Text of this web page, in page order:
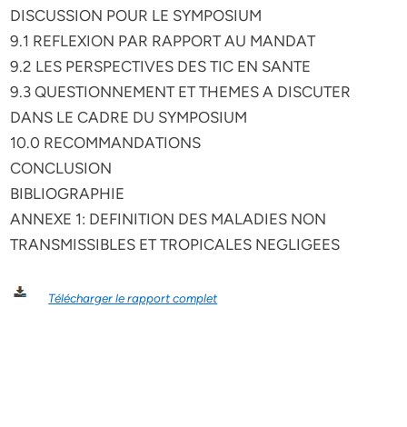
DISCUSSION POUR LE SYMPOSIUM
9.1 REFLEXION PAR RAPPORT AU MANDAT
9.2 LES PERSPECTIVES DES TIC EN SANTE
9.3 QUESTIONNEMENT ET THEMES A DISCUTER
DANS LE CADRE DU SYMPOSIUM
10.0 RECOMMANDATIONS
CONCLUSION
BIBLIOGRAPHIE
ANNEXE 1: DEFINITION DES MALADIES NON
TRANSMISSIBLES ET TROPICALES NEGLIGEES
Télécharger le rapport complet